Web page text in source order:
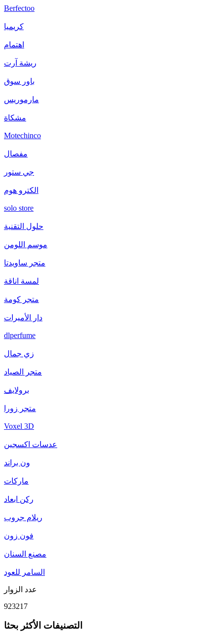
Berfectoo
كريميا
اهتمام
ريشة آرت
باور سوق
مارموريس
مشكاة
Motechinco
مفصال
جي ستور
الكترو هوم
solo store
حلول التقنية
موسم اللومن
متجر ساويدتا
لمسة اناقة
متجر كومة
دار الأميرات
dlperfume
زي جمال
متجر الصياد
برولايف
متجر زورا
Voxel 3D
عدسات اكسجين
ون براند
ماركات
ركن ابعاد
ريلام جروب
فون زون
مصنع السنان
السامر للعود
عدد الزوار
923217
التصنيفات الأكثر بحثا